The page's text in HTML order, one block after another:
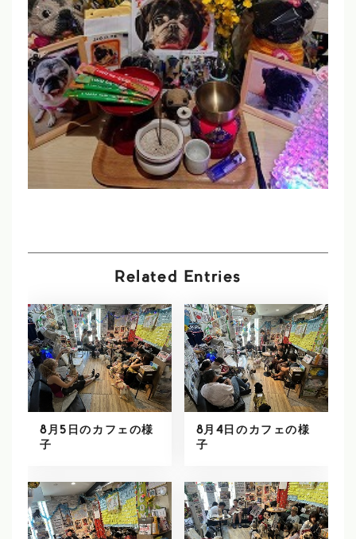
Related Entries
8月5日のカフェの様
子
8月4日のカフェの様
子